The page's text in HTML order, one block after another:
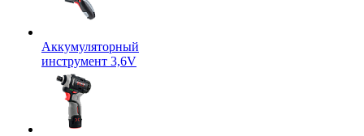
Аккумуляторный
инструмент 3,6V